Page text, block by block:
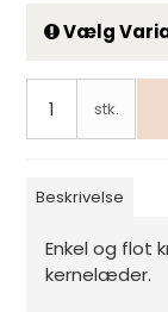
Vælg
stk.
Beskrivelse
Enkel og flot
kernelæder.